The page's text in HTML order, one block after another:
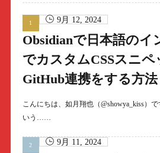
9月 12, 2024
Obsidianで日本語のイ
でカスタムCSSスニペ
GitHub連携をする方法
こんにちは、如月翔也（@showya_kiss）
いう……
9月 11, 2024